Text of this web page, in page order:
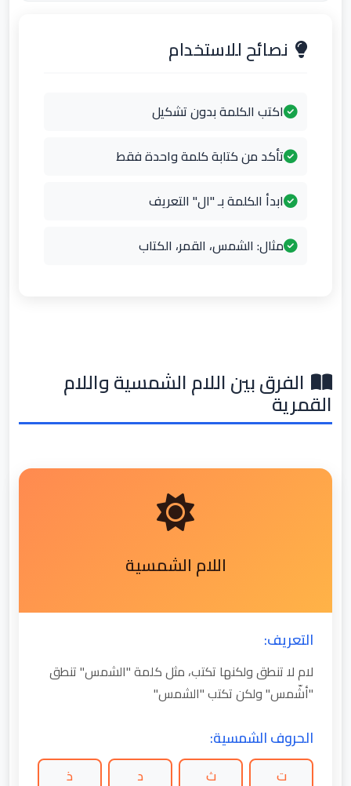
نصائح للاستخدام
اكتب الكلمة بدون تشكيل
تأكد من كتابة كلمة واحدة فقط
ابدأ الكلمة بـ "ال" التعريف
مثال: الشمس، القمر، الكتاب
الفرق بين اللام الشمسية واللام
القمرية
اللام الشمسية
التعريف:
لام لا تنطق ولكنها تكتب، مثل كلمة "الشمس" تنطق
"أشّمس" ولكن تكتب "الشمس"
الحروف الشمسية:
ت ث د ذ